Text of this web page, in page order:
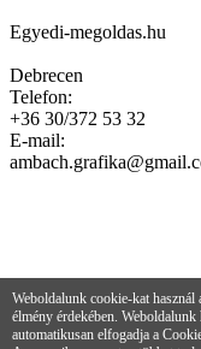
Egyedi-megoldas.hu
Debrecen
Telefon:
+36 30/372 53 32
E-mail:
Weboldalunk cookie-kat használ
élmény érdekében. Weboldalunk
automatikusan elfogadja a